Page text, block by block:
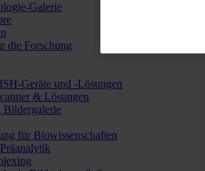
Galerie
die Forschung
Geräte und -Lösungen
& Lösungen
Bildergalerie
für Biowissenschaften